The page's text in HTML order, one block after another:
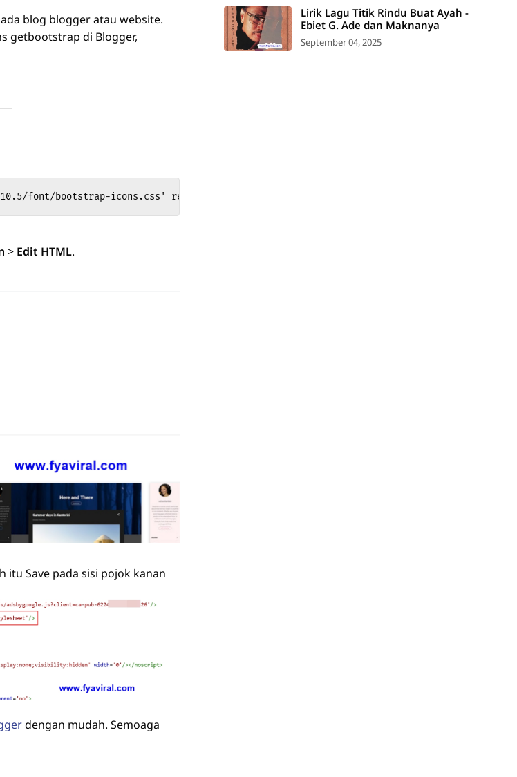
blog blogger atau website.
getbootstrap di Blogger,
font/bootstrap-icons.css' rel='stylesheet'/>
> Edit HTML.
itu Save pada sisi pojok kanan
dengan mudah. Semoaga
Lirik Lagu Titik Rindu Buat Ayah -
Ebiet G. Ade dan Maknanya
September 04, 2025